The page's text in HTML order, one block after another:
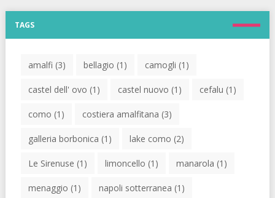
TAGS
amalfi (3) bellagio (1) camogli (1)
castel dell' ovo (1) castel nuovo (1) cefalu (1)
como (1) costiera amalfitana (3)
galleria borbonica (1) lake como (2)
Le Sirenuse (1) limoncello (1) manarola (1)
menaggio (1) napoli sotterranea (1)